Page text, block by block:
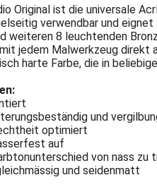
Original ist die universale
verwendbar und
weiteren 8 leuchtenden
jedem Malwerkzeug direkt
harte Farbe, die in
und
optimiert
auf
von nass zu
und seidenmatt